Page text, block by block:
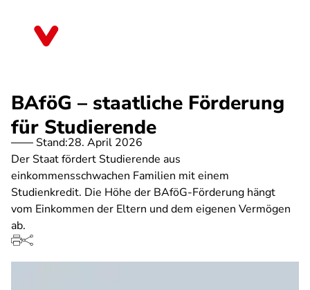
BAföG – staatliche Förderung
für Studierende
Stand:28. April 2026
Der Staat fördert Studierende aus
einkommensschwachen Familien mit einem
Studienkredit. Die Höhe der BAföG-Förderung hängt
vom Einkommen der Eltern und dem eigenen Vermögen
ab.